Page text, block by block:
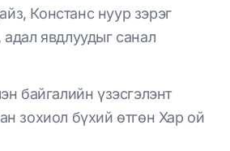
Констанс нуур зэрэг
явдлуудыг санал
байгалийн үзэсгэлэнт
зохиол бүхий өтгөн Хар ой